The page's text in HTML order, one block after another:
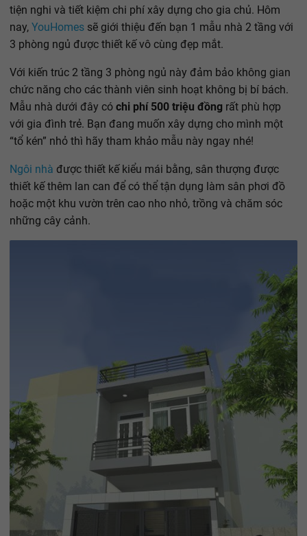
tiện nghi và tiết kiệm chi phí xây dựng cho gia chủ. Hôm
nay, YouHomes sẽ giới thiệu đến bạn 1 mẫu nhà 2 tầng với
3 phòng ngủ được thiết kế vô cùng đẹp mắt.
Với kiến trúc 2 tầng 3 phòng ngủ này đảm bảo không gian
chức năng cho các thành viên sinh hoạt không bị bí bách.
Mẫu nhà dưới đây có chi phí 500 triệu đồng rất phù hợp
với gia đình trẻ. Bạn đang muốn xây dựng cho mình một
“tổ kén” nhỏ thì hãy tham khảo mẫu này ngay nhé!
Ngôi nhà được thiết kế kiểu mái bằng, sân thượng được
thiết kế thêm lan can để có thể tận dụng làm sân phơi đồ
hoặc một khu vườn trên cao nho nhỏ, trồng và chăm sóc
những cây cảnh.